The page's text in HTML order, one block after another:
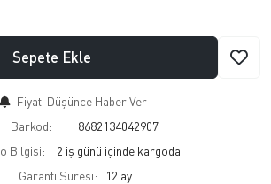
Sepete Ekle
Fiyatı Düşünce Haber Ver
Barkod:
8682134042907
Bilgisi:
2 iş günü içinde kargoda
Garanti Süresi:
12 ay